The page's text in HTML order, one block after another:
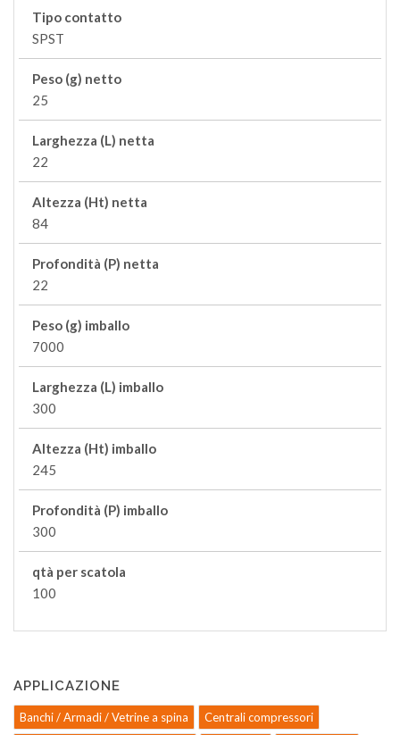
Tipo contatto
SPST
Peso (g) netto
25
Larghezza (L) netta
22
Altezza (Ht) netta
84
Profondità (P) netta
22
Peso (g) imballo
7000
Larghezza (L) imballo
300
Altezza (Ht) imballo
245
Profondità (P) imballo
300
qtà per scatola
100
APPLICAZIONE
Banchi / Armadi / Vetrine a spina
Centrali compressori